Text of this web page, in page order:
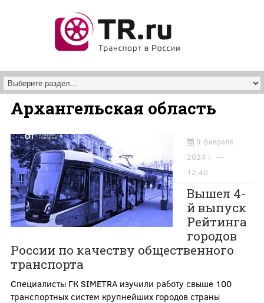
Архангельская область
9 февраля
2024 г. —
12:40
Вышел 4-
й выпуск
Рейтинга
городов
России по качеству общественного
транспорта
Специалисты ГК SIMETRA изучили работу свыше 100
транспортных систем крупнейших городов страны